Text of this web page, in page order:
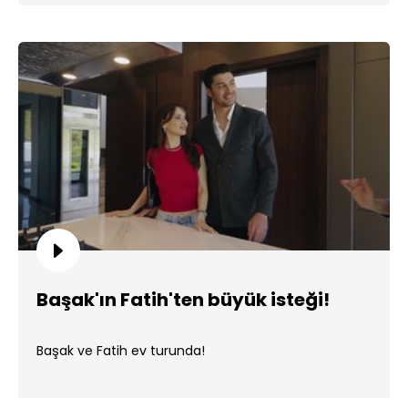
Başak'ın Fatih'ten büyük isteği!
Başak ve Fatih ev turunda!